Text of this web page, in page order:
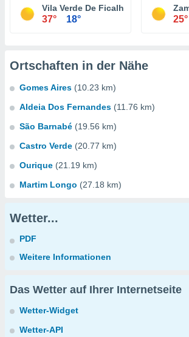
Vila Verde De Ficalho
37° 18° 25°
Ortschaften in der Nähe
Gomes Aires (10.23 km)
Aldeia Dos Fernandes (11.76 km)
São Barnabé (19.56 km)
Castro Verde (20.77 km)
Ourique (21.19 km)
Martim Longo (27.18 km)
Wetter...
PDF
Weitere Informationen
Das Wetter auf Ihrer Internetseite
Wetter-Widget
Wetter-API